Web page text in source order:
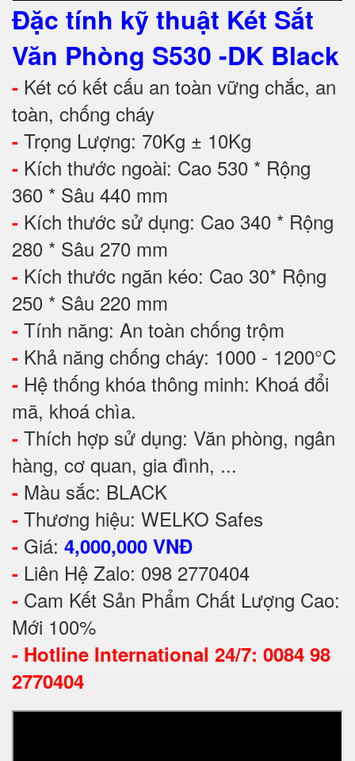
Đặc tính kỹ thuật Két Sắt
Văn Phòng S530 -DK Black
- Két có kết cấu an toàn vững chắc, an
toàn, chống cháy
- Trọng Lượng: 70Kg ± 10Kg
- Kích thước ngoài: Cao 530 * Rộng
360 * Sâu 440 mm
- Kích thước sử dụng: Cao 340 * Rộng
280 * Sâu 270 mm
- Kích thước ngăn kéo: Cao 30* Rộng
250 * Sâu 220 mm
- Tính năng: An toàn chống trộm
- Khả năng chống cháy: 1000 - 1200°C
- Hệ thống khóa thông minh: Khoá đổi
mã, khoá chìa.
- Thích hợp sử dụng: Văn phòng, ngân
hàng, cơ quan, gia đình, ...
- Màu sắc: BLACK
- Thương hiệu: WELKO Safes
- Giá: 4,000,000 VNĐ
- Liên Hệ Zalo: 098 2770404
- Cam Kết Sản Phẩm Chất Lượng Cao:
Mới 100%
- Hotline International 24/7: 0084 98
2770404